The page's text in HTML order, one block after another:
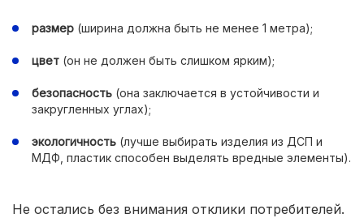
размер (ширина должна быть не менее 1 метра);
цвет (он не должен быть слишком ярким);
безопасность (она заключается в устойчивости и
закругленных углах);
экологичность (лучше выбирать изделия из ДСП и
МДФ, пластик способен выделять вредные элементы).
Не остались без внимания отклики потребителей.